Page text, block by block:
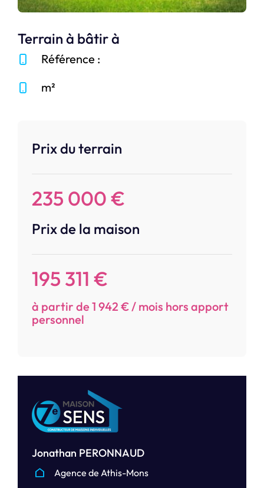
Prix du terrain
235 000 €
Prix de la maison
195 311 €
à partir de 1 942 € / mois hors apport
personnel
Jonathan PERONNAUD
Agence de Athis-Mons
Terrain à bâtir à
Référence :
m²